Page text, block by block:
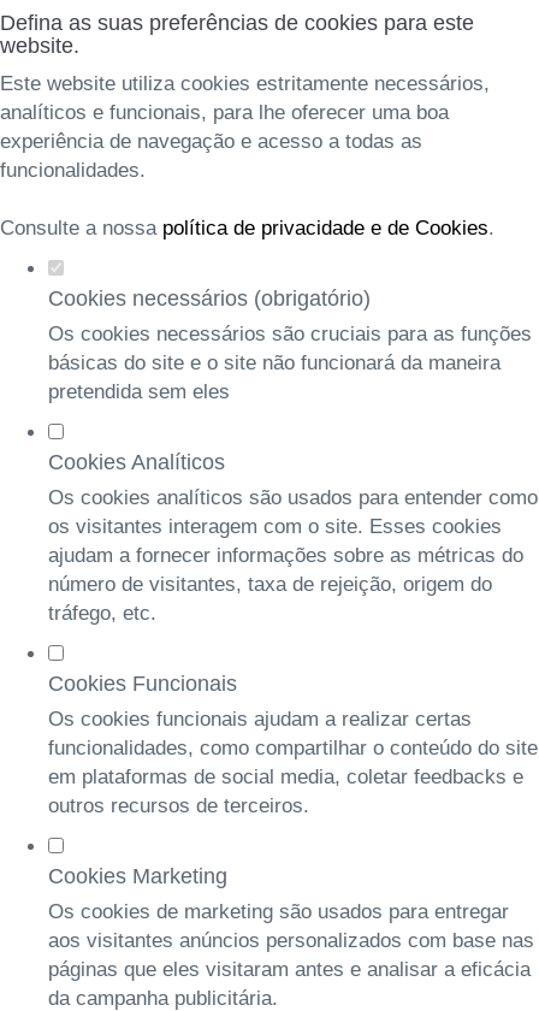
Defina as suas preferências de cookies para este
website.
Este website utiliza cookies estritamente necessários,
analíticos e funcionais, para lhe oferecer uma boa
experiência de navegação e acesso a todas as
funcionalidades.
Consulte a nossa política de privacidade e de Cookies.
Cookies necessários (obrigatório)
Os cookies necessários são cruciais para as funções
básicas do site e o site não funcionará da maneira
pretendida sem eles
Cookies Analíticos
Os cookies analíticos são usados para entender como
os visitantes interagem com o site. Esses cookies
ajudam a fornecer informações sobre as métricas do
número de visitantes, taxa de rejeição, origem do
tráfego, etc.
Cookies Funcionais
Os cookies funcionais ajudam a realizar certas
funcionalidades, como compartilhar o conteúdo do site
em plataformas de social media, coletar feedbacks e
outros recursos de terceiros.
Cookies Marketing
Os cookies de marketing são usados para entregar
aos visitantes anúncios personalizados com base nas
páginas que eles visitaram antes e analisar a eficácia
da campanha publicitária.